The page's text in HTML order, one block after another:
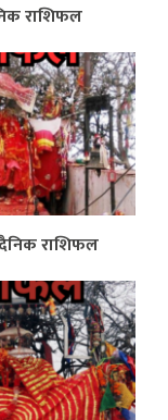
राशिफल
राशिफल